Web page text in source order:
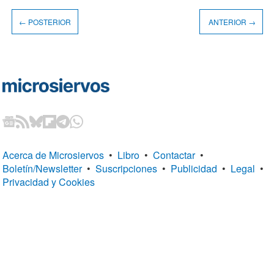
← POSTERIOR ANTERIOR →
Acerca de Microsiervos • Libro • Contactar •
Boletín/Newsletter • Suscripciones • Publicidad • Legal •
Privacidad y Cookies